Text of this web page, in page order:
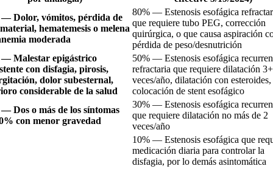
Dolor, vómitos, pérdida de
hematemesis o melena
moderada
80% — Estenosis esofágica
que requiere tubo PEG, corrección
quirúrgica, o que causa aspiración
pérdida de peso/desnutrición
Malestar epigástrico
con disfagia, pirosis,
dolor subesternal,
considerable de la salud
50% — Estenosis esofágica
refractaria que requiere dilatación 3+
veces/año, dilatación con
colocación de stent esofágico
Dos o más de los síntomas
con menor gravedad
30% — Estenosis esofágica
que requiere dilatación no más de 2
veces/año
10% — Estenosis esofágica que
medicación diaria para controlar la
disfagia, por lo demás asintomática